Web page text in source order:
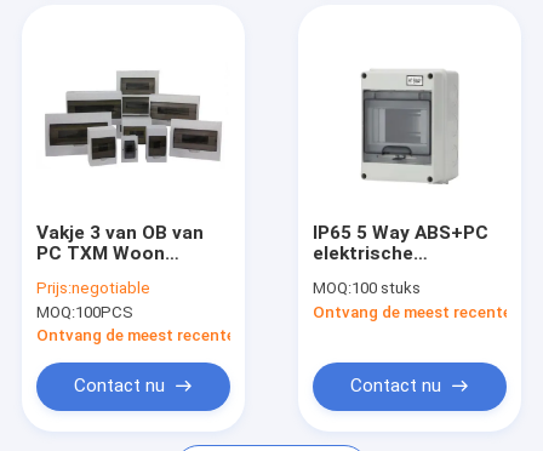
Over ons
fabriekstour
Gevallen
Vraag een offerte
Vakje 3 van OB van
PC TXM Woon
Prijs:negotiable
MOQ:100PCS
Ontvang de meest recente Prijs
Contact nu
IP65 5 Way ABS+PC
elektrische
waterdicht
verbindingsdraaddoos
MOQ:100 stuks
Ontvang de meest recente
Contact nu